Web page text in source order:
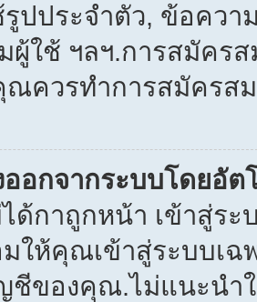
รูปประจำตัว, ข้อคว
ผู้ใช้ ฯลฯ.การสมัคร
ณควรทำการสมัครส
อกจากระบบโดยอัต
กาถูกหน้า เข้าสู่ระ
ให้คุณเข้าสู่ระบบเ
ชีของคุณ.ไม่แนะนำ